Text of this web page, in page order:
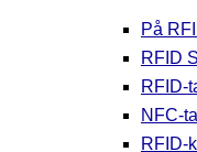
På
RFID
RFID-
NFC-
RFID-